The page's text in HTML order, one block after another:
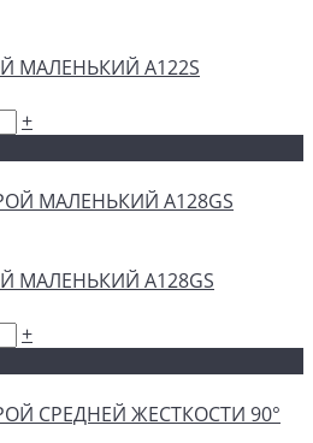
МАЛЕНЬКИЙ A122S
+
МАЛЕНЬКИЙ A128GS
+